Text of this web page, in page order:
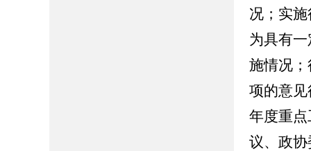
况；实
为具有
施情况
项的意
年度重
议、政